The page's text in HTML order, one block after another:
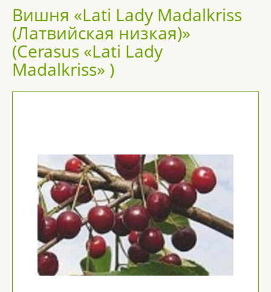
Вишня «Lati Lady Madalkriss
(Латвийская низкая)»
(Cerasus «Lati Lady
Madalkriss» )